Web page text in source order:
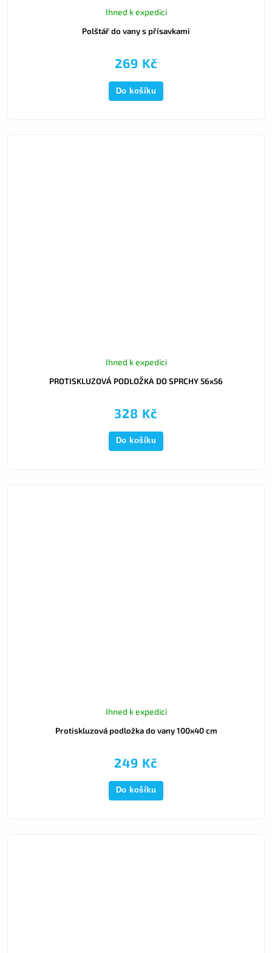
Polštář do vany s přísavkami
Ihned k expedici
269 Kč
Do košíku
PROTISKLUZOVÁ PODLOŽKA DO SPRCHY 56x56
Ihned k expedici
328 Kč
Do košíku
Protiskluzová podložka do vany 100x40 cm
Ihned k expedici
249 Kč
Do košíku